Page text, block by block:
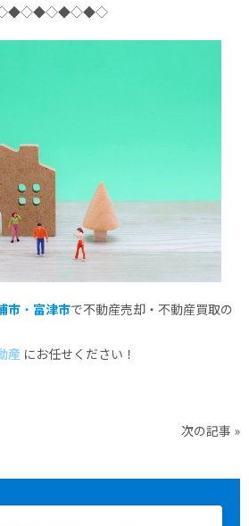
市 ・ 富津市で不動産売却・不動産買取の
産 にお任せください！
次の記事 »